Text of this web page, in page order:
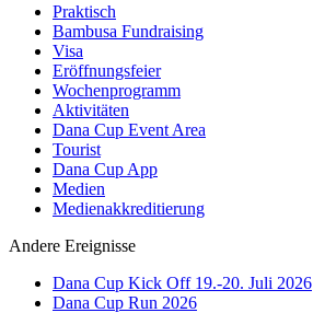
Praktisch
Bambusa Fundraising
Visa
Eröffnungsfeier
Wochenprogramm
Aktivitäten
Dana Cup Event Area
Tourist
Dana Cup App
Medien
Medienakkreditierung
Andere Ereignisse
Dana Cup Kick Off 19.-20. Juli 2026
Dana Cup Run 2026